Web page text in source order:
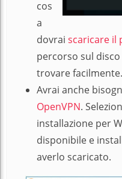
cos
a
dovrai scaricare il
percorso sul
trovare facilmente.
Avrai anche
OpenVPN.
installazione per
disponibile e
averlo scaricato.